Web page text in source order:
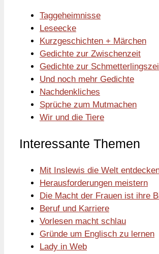
Taggeheimnisse
Leseecke
Kurzgeschichten + Märchen
Gedichte zur Zwischenzeit
Gedichte zur
Und noch mehr Gedichte
Nachdenkliches
Sprüche zum Mutmachen
Wir und die Tiere
Interessante Themen
Mit Inslewis die Welt
Herausforderungen meistern
Die Macht der Frauen ist ihre
Beruf und Karriere
Vorlesen macht schlau
Gründe um Englisch zu lernen
Lady in Web